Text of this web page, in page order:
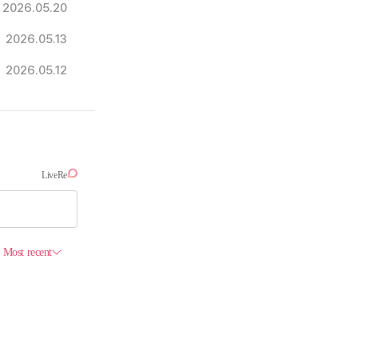
2026.05.20
2026.05.13
2026.05.12